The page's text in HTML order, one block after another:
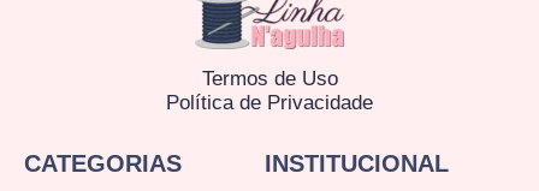
Termos de Uso
Política de Privacidade
CATEGORIAS INSTITUCIONAL